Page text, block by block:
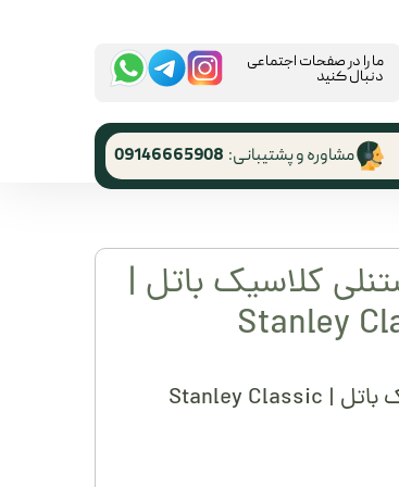
مشاوره و پشتیبانی: 09146665908
​ما را در صفحات اجتماعی
دنبال کنید
کلاسیک باتل |
Stanley
درب استیل فلاسک استنلی کلاسیک باتل | Stanley Classic